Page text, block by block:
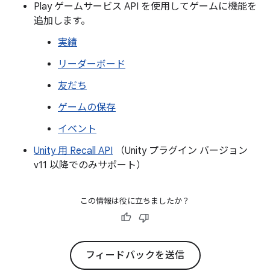
Play ゲームサービス API を使用してゲームに機能を
追加します。
実績
リーダーボード
友だち
ゲームの保存
イベント
Unity 用 Recall API （Unity プラグイン バージョン
v11 以降でのみサポート）
この情報は役に立ちましたか？
フィードバックを送信